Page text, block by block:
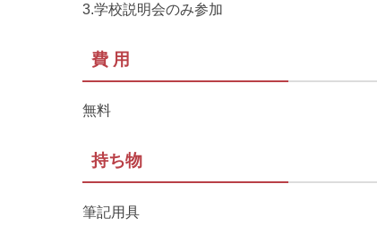
3.学校説明会のみ参加
費 用
無料
持ち物
筆記用具